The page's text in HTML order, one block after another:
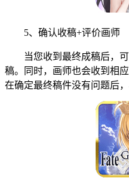
5、确认收稿+评价画师
当您收到最终成稿后，可
稿。同时，画师也会收到相
在确定最终稿件没有问题后